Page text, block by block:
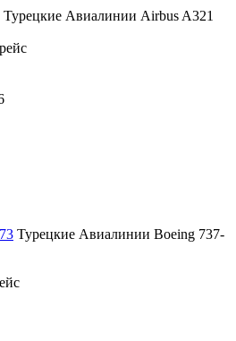
Турецкие Авиалинии Airbus A321
Турецкие Авиалинии Boeing 737-